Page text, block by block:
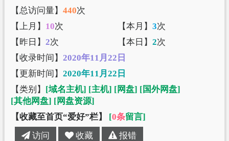
【总访问量】 440次
【上月】 10次 【本月】 3次
【昨日】 2次 【本日】 2次
【收录时间】 2020年11月22日
【更新时间】 2020年11月22日
【类别】 [域名主机] [主机] [网盘] [国外网盘]
[其他网盘] [网盘资源]
【收藏至首页“爱好”栏】
[0条留言]
访问 收藏 报错